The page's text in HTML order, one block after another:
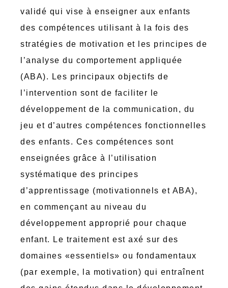
validé qui vise à enseigner aux enfants
des compétences utilisant à la fois des
stratégies de motivation et les principes de
l’analyse du comportement appliquée
(ABA). Les principaux objectifs de
l’intervention sont de faciliter le
développement de la communication, du
jeu et d’autres compétences fonctionnelles
des enfants. Ces compétences sont
enseignées grâce à l’utilisation
systématique des principes
d’apprentissage (motivationnels et ABA),
en commençant au niveau du
développement approprié pour chaque
enfant. Le traitement est axé sur des
domaines «essentiels» ou fondamentaux
(par exemple, la motivation) qui entraînent